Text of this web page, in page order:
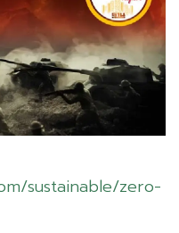
sustainable/zero-